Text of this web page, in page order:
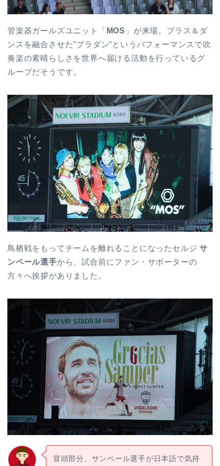
管楽器ガールズユニット「 MOS 」が来場。ブラス＆ダ
ンスを融合させた”ブラダン”というパフォーマンスで吹
奏楽の素晴らしさを世界へ届ける活動を行っているグ
ループだそうです。
鳥栖戦をもってチームを離れることになったセルジサ
ンペール選手から、試合前にファン・サポーターの
方々へ挨拶がありました。
冒頭部分、サンペール選手が日本語で気持